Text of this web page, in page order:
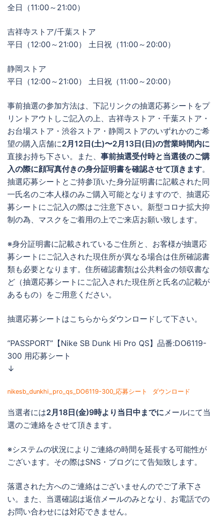
全日（11:00～21:00）
吉祥寺ストア/千葉ストア
平日（12:00～21:00） 土日祝（11:00～20:00）
静岡ストア
平日（12:00～21:00） 土日祝（11:00～20:00）
事前抽選の参加方法は、下記リンクの抽選応募シートをプ
リントアウトしご記入の上、吉祥寺ストア・千葉ストア・
お台場ストア・渋谷ストア・静岡ストアのいずれかのご希
望の購入店舗に2月12日(土)〜2月13日(日)の営業時間内に
直接お持ち下さい。また、 事前抽選受付時と当選後のご購
入の際に顔写真付きの身分証明書を確認させて頂きます。
抽選応募シートとご持参頂いた身分証明書に記載された同
一氏名のご本人様のみご購入可能となりますので、抽選応
募シートにご記入の際はご注意下さい。新型コロナ拡大抑
制の為、マスクをご着用の上でご来店お願い致します。
※身分証明書に記載されているご住所と、お客様が抽選応
募シートにご記入された現住所が異なる場合は住所確認書
類も必要となります。住所確認書類は公共料金の領収書な
ど（抽選応募シートにご記入された現住所と氏名の記載が
あるもの）をご用意ください。
抽選応募シートはこちらからダウンロードして下さい。
“PASSPORT”【Nike SB Dunk Hi Pro QS】品番:DO6119-
300 用応募シート
↓
nikesb_dunkhi_pro_qs_DO6119-300_応募シート ダウンロード
当選者には2月18日(金)9時より当日中までにメールにて当
選のご連絡をさせて頂きます。
※システムの状況によりご連絡の時間を延長する可能性が
ございます。その際はSNS・ブログにて告知致します。
落選された方へのご連絡はございませんのでご了承下さ
い。また、当選確認は返信メールのみとなり、お電話での
お問い合わせには対応できません。